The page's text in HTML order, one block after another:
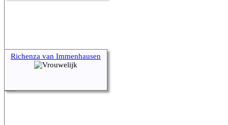
Richenza van Immenhausen